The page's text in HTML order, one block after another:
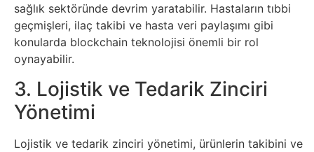
Sinema
Spor
Tarih
sağlık sektöründe devrim yaratabilir. Hastaların tıbbi
geçmişleri, ilaç takibi ve hasta veri paylaşımı gibi
konularda blockchain teknolojisi önemli bir rol
oynayabilir.
3. Lojistik ve Tedarik Zinciri
Yönetimi
Lojistik ve tedarik zinciri yönetimi, ürünlerin takibini ve